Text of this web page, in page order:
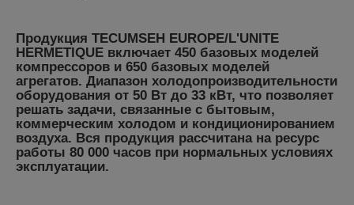
Продукция TECUMSEH EUROPE/L'UNITE
HERMETIQUE включает 450 базовых моделей
компрессоров и 650 базовых моделей
агрегатов. Диапазон холодопроизводительности
оборудования от 50 Вт до 33 кВт, что позволяет
решать задачи, связанные с бытовым,
коммерческим холодом и кондиционированием
воздуха. Вся продукция рассчитана на ресурс
работы 80 000 часов при нормальных условиях
эксплуатации.